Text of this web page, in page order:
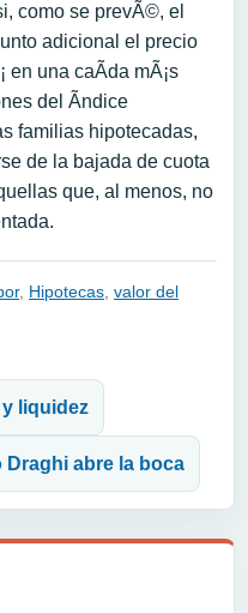
como se prevÃ©, el
adicional el precio
en una caÃ­da mÃ¡s
del Ã­ndice
familias hipotecadas,
de la bajada de cuota
que, al menos, no
, Hipotecas, valor del
liquidez
abre la boca